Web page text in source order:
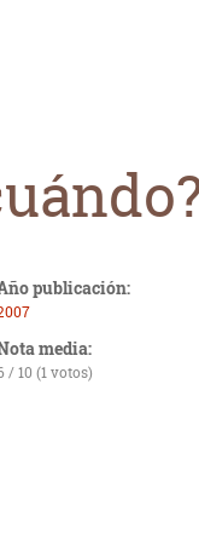
publicación:
media:
/ 10 (1 votos)